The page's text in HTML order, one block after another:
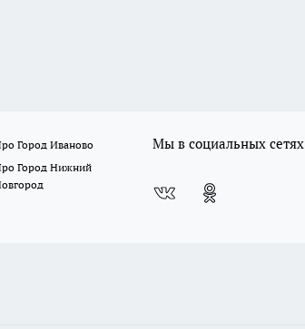
Город Иваново
Город Нижний
Мы в социальных сетях